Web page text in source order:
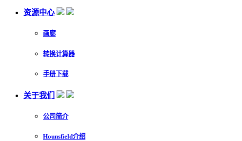
资源中心
画廊
转换计算器
手册下载
关于我们
公司简介
Hounsfield介绍